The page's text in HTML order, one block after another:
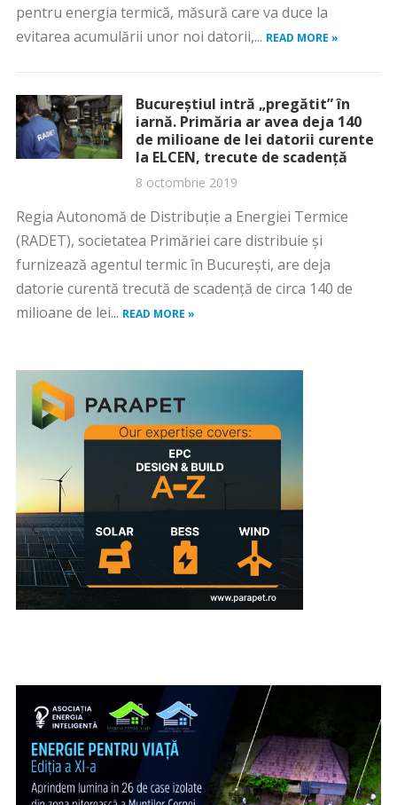
pentru energia termică, măsură care va duce la
evitarea acumulării unor noi datorii,... READ MORE »
Bucureştiul intră „pregătit” în
iarnă. Primăria ar avea deja 140
de milioane de lei datorii curente
la ELCEN, trecute de scadenţă
8 octombrie 2019
Regia Autonomă de Distribuţie a Energiei Termice
(RADET), societatea Primăriei care distribuie şi
furnizează agentul termic în Bucureşti, are deja
datorie curentă trecută de scadenţă de circa 140 de
milioane de lei... READ MORE »